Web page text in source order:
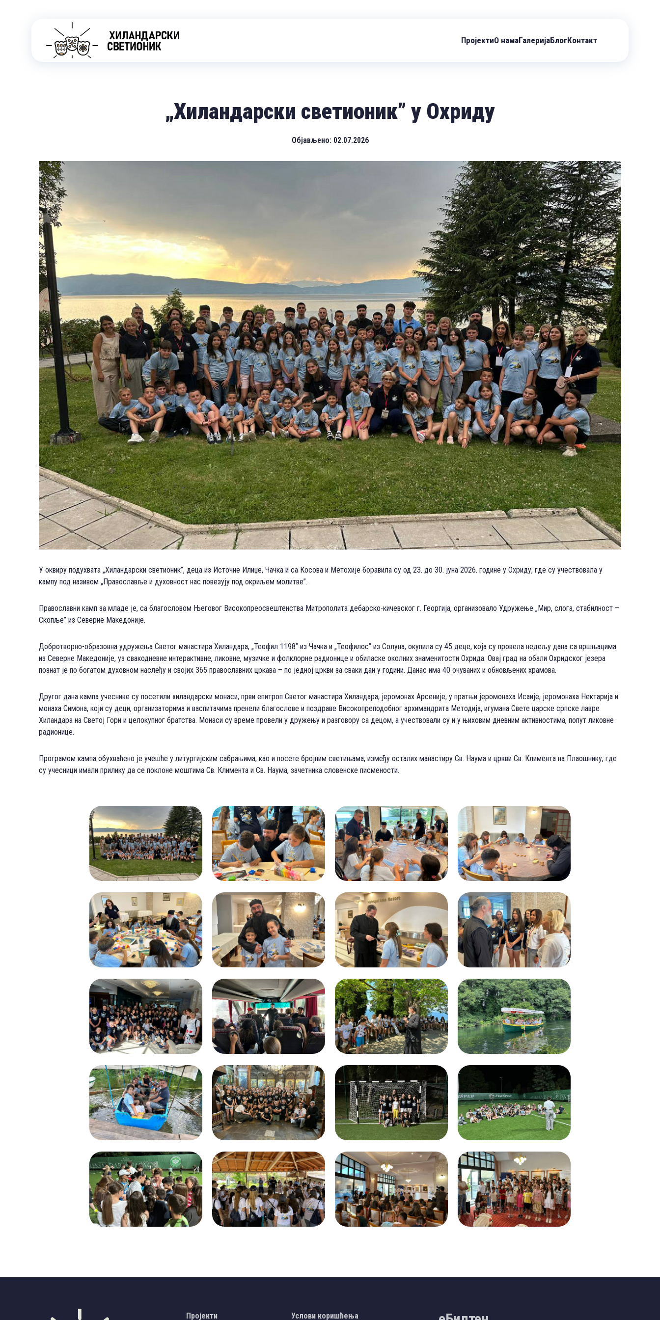
ПројектиО намаГалеријаБлогКонтакт
„Хиландарски светионик” у Охриду
Објављено: 02.07.2026
У оквиру подухвата „Хиландарски светионик”, деца из Источне Илиџе, Чачка и са Косова и Метохије боравила су од 23. до 30. јуна 2026. године у Охриду, где су учествовала у
кампу под називом „Православље и духовност нас повезују под окриљем молитве”.
Православни камп за младе је, са благословом Његовог Високопреосвештенства Митрополита дебарско-кичевског г. Георгија, организовало Удружење „Мир, слога, стабилност –
Скопље” из Северне Македоније.
Добротворно-образовна удружења Светог манастира Хиландара, „Теофил 1198” из Чачка и „Теофилос” из Солуна, окупила су 45 деце, која су провела недељу дана са вршњацима
из Северне Македоније, уз свакодневне интерактивне, ликовне, музичке и фолклорне радионице и обиласке околних знаменитости Охрида. Овај град на обали Охридског језера
познат је по богатом духовном наслеђу и својих 365 православних цркава – по једној цркви за сваки дан у години. Данас има 40 очуваних и обновљених храмова.
Другог дана кампа учеснике су посетили хиландарски монаси, први епитроп Светог манастира Хиландара, јеромонах Арсеније, у пратњи јеромонаха Исаије, јеромонаха Нектарија и
монаха Симона, који су деци, организаторима и васпитачима пренели благослове и поздраве Високопреподобног архимандрита Методија, игумана Свете царске српске лавре
Хиландара на Светој Гори и целокупног братства. Монаси су време провели у дружењу и разговору са децом, а учествовали су и у њиховим дневним активностима, попут ликовне
радионице.
Програмом кампа обухваћено је учешће у литургијским сабрањима, као и посете бројним светињама, између осталих манастиру Св. Наума и цркви Св. Климента на Плаошнику, где
су учесници имали прилику да се поклоне моштима Св. Климента и Св. Наума, зачетника словенске писмености.
Пројекти Услови коришћења